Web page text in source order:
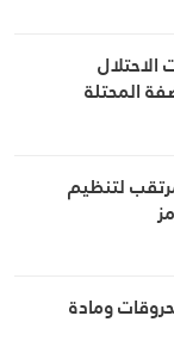
المحتلة
لتنظيم
ومادة